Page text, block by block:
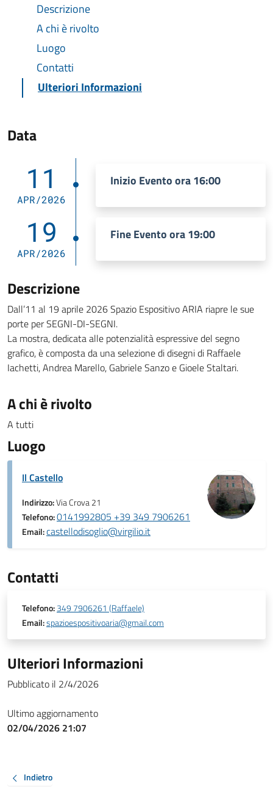
Descrizione
A chi è rivolto
Luogo
Contatti
Ulteriori Informazioni
Data
11
APR/2026
Inizio Evento ora 16:00
19
APR/2026
Fine Evento ora 19:00
Descrizione
Dall’11 al 19 aprile 2026 Spazio Espositivo ARIA riapre le sue
porte per SEGNI-DI-SEGNI.
La mostra, dedicata alle potenzialità espressive del segno
grafico, è composta da una selezione di disegni di Raffaele
Iachetti, Andrea Marello, Gabriele Sanzo e Gioele Staltari.
A chi è rivolto
A tutti
Luogo
Il Castello
Indirizzo:Via Crova 21
Telefono:0141992805 +39 349 7906261
Email:castellodisoglio@virgilio.it
Contatti
Telefono:349 7906261 (Raffaele)
Email:spazioespositivoaria@gmail.com
Ulteriori Informazioni
Pubblicato il 2/4/2026
Ultimo aggiornamento
02/04/2026 21:07
Indietro